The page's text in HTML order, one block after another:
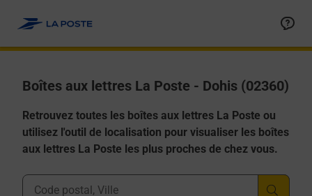
Boîtes aux lettres La Poste - Dohis (02360)
Retrouvez toutes les boîtes aux lettres La Poste ou
utilisez l'outil de localisation pour visualiser les boîtes
aux lettres La Poste les plus proches de chez vous.
Ville, Département, Code Postal